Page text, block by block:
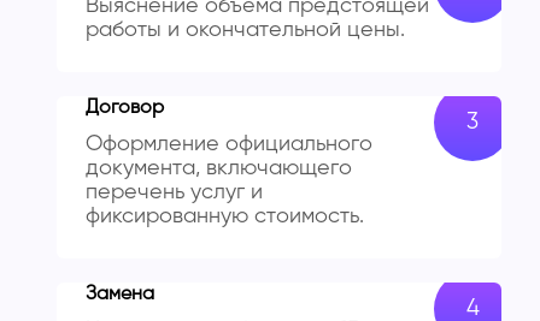
Выяснение объема предстоящей
работы и окончательной цены.
Договор
Оформление официального
документа, включающего
перечень услуг и
фиксированную стоимость.
Замена